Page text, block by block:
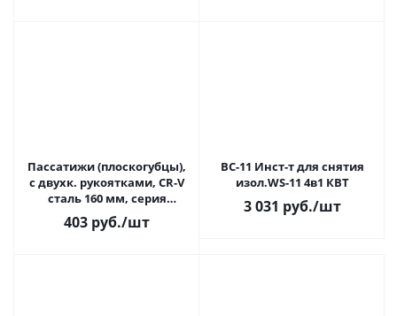
Пассатижи (плоскогубцы),
с двухк. рукоятками, CR-V
сталь 160 мм, серия
"Алмаз" TDM(1/6)
403 руб./шт
ВС-11 Инст-т для снятия
изол.WS-11 4в1 КВТ
3 031 руб./шт